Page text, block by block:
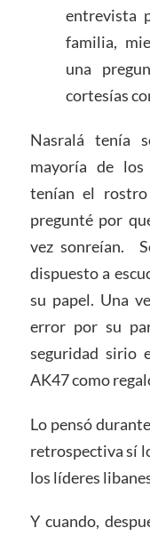
entrevista
familia,
una
cortesías
Nasralá tenía
mayoría de
tenían el
pregunté por
vez sonreían.
dispuesto a
su papel. Una
error por su
seguridad sirio
AK47 como
Lo pensó
retrospectiva sí
los líderes
Y cuando,